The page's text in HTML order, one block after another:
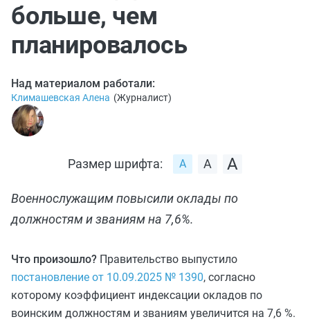
больше, чем
планировалось
Над материалом работали:
Климашевская Алена (Журналист)
Размер шрифта:
Военнослужащим повысили оклады по
должностям и званиям на 7,6%.
Что произошло? Правительство выпустило
постановление от 10.09.2025 № 1390, согласно
которому коэффициент индексации окладов по
воинским должностям и званиям увеличится на 7,6 %.